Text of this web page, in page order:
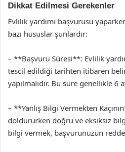
Dikkat Edilmesi Gerekenler
Evlilik yardımı başvurusu
bazı hususlar şunlardır:
– **Başvuru Süresi**: Evlilik
tescil edildiği tarihten itibaren
yapılmalıdır. Bu süre genellikle 6
– **Yanlış Bilgi Vermekten
doldururken doğru ve eksiksiz
bilgi vermek, başvurunuzun